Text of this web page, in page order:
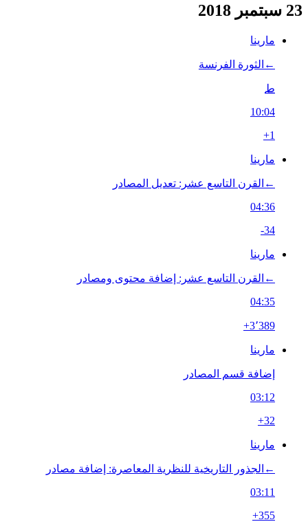
23 سبتمبر 2018
مارينا
←‏الثورة الفرنسة
ط
10:04
+1
مارينا
←‏القرن التاسع عشر: تعديل المصادر
04:36
-34
مارينا
←‏القرن التاسع عشر: إضافة محتوى ومصادر
04:35
+3٬389
مارينا
إضافة قسم المصادر
03:12
+32
مارينا
←‏الجذور التاريخية للنظرية المعاصرة: إضافة مصادر
03:11
+355